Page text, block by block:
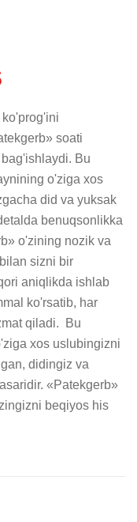
soati
Bu
o'ziga xos
did va yuksak
benuqsonlikka
o'zining nozik va
sizni bir
aniqlikda ishlab
ko'rsatib, har
qiladi.  Bu
xos uslubingizni
didingiz va
«Patekgerb»
beqiyos his